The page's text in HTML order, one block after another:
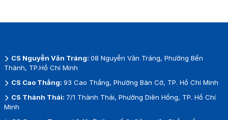
CS Nguyễn Văn Tráng: 08 Nguyễn Văn Tráng, Phường Bến
Thành, TP.Hồ Chí Minh
CS Cao Thắng: 93 Cao Thắng, Phường Bàn Cờ, TP. Hồ Chí Minh
CS Thành Thái: 7/1 Thành Thái, Phường Diên Hồng, TP. Hồ Chí
Minh